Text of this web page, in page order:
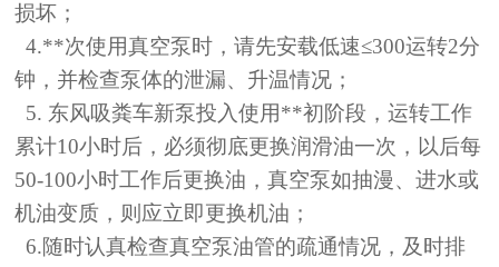
损坏；
4.**次使用真空泵时，请先安载低速≤300运转2分
钟，并检查泵体的泄漏、升温情况；
5. 东风吸粪车新泵投入使用**初阶段，运转工作
累计10小时后，必须彻底更换润滑油一次，以后每
50-100小时工作后更换油，真空泵如抽漫、进水或
机油变质，则应立即更换机油；
6.随时认真检查真空泵油管的疏通情况，及时排